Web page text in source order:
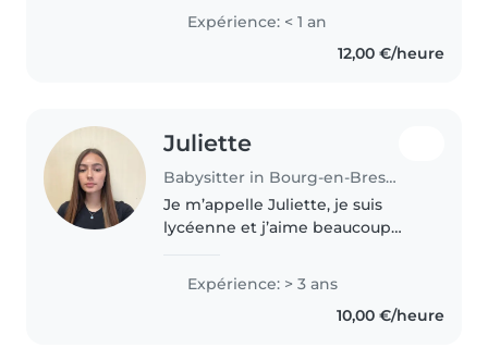
les enfants les animaux et les
personnes âgées.🦋💕😍
Expérience: < 1 an
12,00 €/heure
Juliette
Babysitter in Bourg-en-Bresse
Je m’appelle Juliette, je suis
lycéenne et j’aime beaucoup
sérieuse, patiente et
responsable. J’ai déjà gardé des
enfants de différents âges et je
Expérience: > 3 ans
10,00 €/heure